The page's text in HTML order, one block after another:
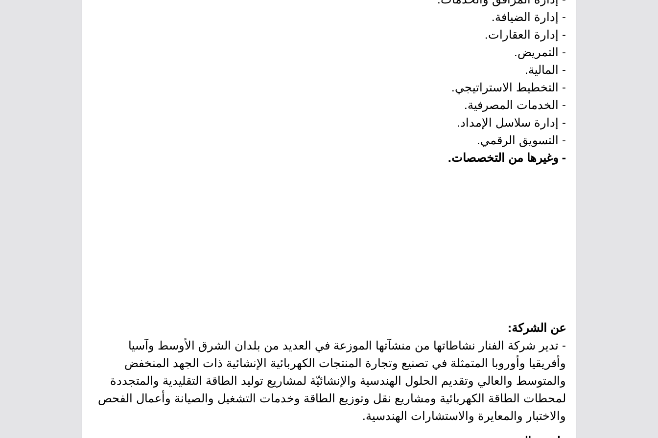
- إدارة الضيافة.
- إدارة العقارات.
- التمريض.
- المالية.
- التخطيط الاستراتيجي.
- الخدمات المصرفية.
- إدارة سلاسل الإمداد.
- التسويق الرقمي.
- وغيرها من التخصصات.
عن الشركة:
- تدير شركة الفنار نشاطاتها من منشآتها الموزعة في العديد من بلدان الشرق الأوسط وآسيا
وأفريقيا وأوروبا المتمثلة في تصنيع وتجارة المنتجات الكهربائية الإنشائية ذات الجهد المنخفض
والمتوسط والعالي وتقديم الحلول الهندسية والإنشائيّة لمشاريع توليد الطاقة التقليدية والمتجددة
لمحطات الطاقة الكهربائية ومشاريع نقل وتوزيع الطاقة وخدمات التشغيل والصيانة وأعمال الفحص
والاختبار والمعايرة والاستشارات الهندسية.